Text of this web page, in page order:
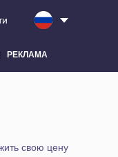
РЕКЛАМА
свою цену